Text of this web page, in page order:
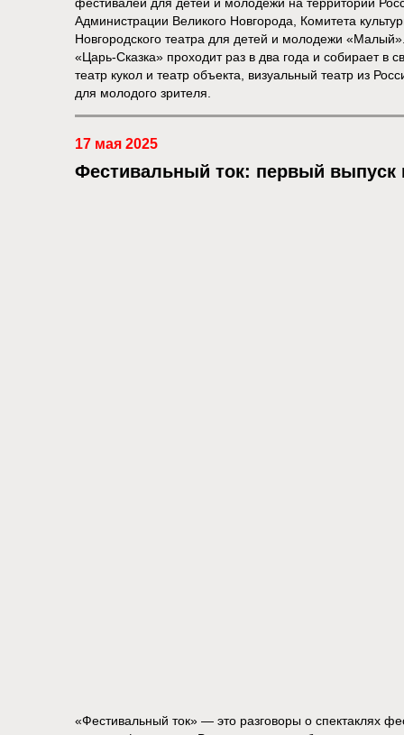
Администрации Великого Новгорода, Комитета
Новгородского театра для детей и молодежи
«Царь-Сказка» проходит раз в два года и собирает в
театр кукол и театр объекта, визуальный театр из
для молодого зрителя.
17 мая 2025
Фестивальный ток: первый выпуск
«Фестивальный ток» — это разговоры о спектаклях